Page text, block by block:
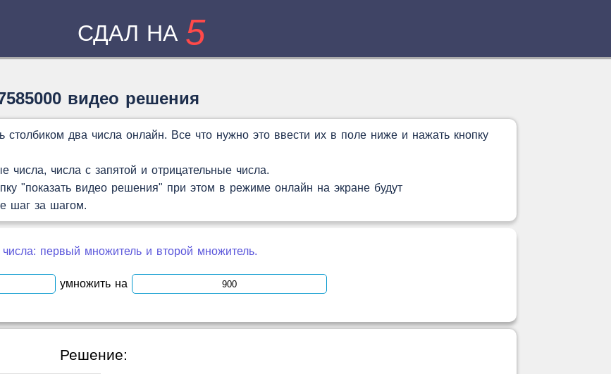
СДАЛ НА 5
видео решения
столбиком два числа онлайн. Все что нужно это ввести их в поле ниже и нажать кнопку
числа, числа с запятой и отрицательные числа.
"показать видео решения" при этом в режиме онлайн на экране будут
шаг за шагом.
первый множитель и второй множитель.
умножить на
Решение: